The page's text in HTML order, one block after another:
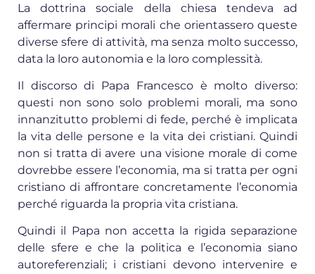
La dottrina sociale della chiesa tendeva ad
affermare principi morali che orientassero queste
diverse sfere di attività, ma senza molto successo,
data la loro autonomia e la loro complessità.
Il discorso di Papa Francesco è molto diverso:
questi non sono solo problemi morali, ma sono
innanzitutto problemi di fede, perché è implicata
la vita delle persone e la vita dei cristiani. Quindi
non si tratta di avere una visione morale di come
dovrebbe essere l’economia, ma si tratta per ogni
cristiano di affrontare concretamente l’economia
perché riguarda la propria vita cristiana.
Quindi il Papa non accetta la rigida separazione
delle sfere e che la politica e l’economia siano
autoreferenziali; i cristiani devono intervenire e